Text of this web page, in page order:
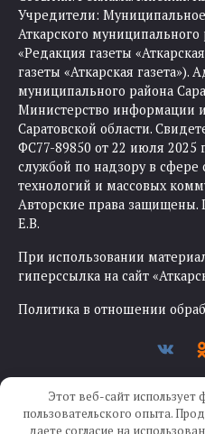
Учредители:
Аткарского муниципального
«Редакция газеты
газеты «Аткарская газета»).
муниципального района
Министерство информации
Саратовской области.
ФС77-89850 от 22 июля 2025
службой по надзору в
технологий и массовых
Авторские права защищены.
Е.В.
При использовании
гиперссылка на сайт
Политика в отношении
Этот веб-сайт использует
пользовательского опыта.
даете согласие на